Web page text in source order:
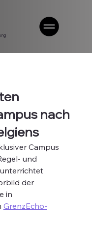
nach
Campus
und
der
in
GrenzEcho-